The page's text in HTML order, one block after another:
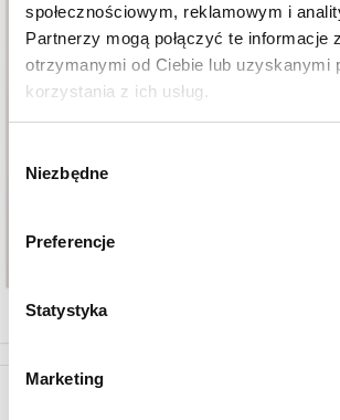
społecznościowym, reklamowym i
Partnerzy mogą połączyć te informacje
otrzymanymi od Ciebie lub uzyskanymi
korzystania z ich usług.
zgody
Niezbędne
Preferencje
Statystyka
Marketing